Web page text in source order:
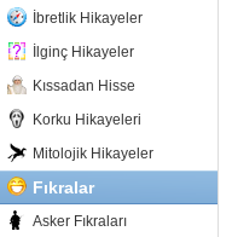
İbretlik Hikayeler
İlginç Hikayeler
Kıssadan Hisse
Korku Hikayeleri
Mitolojik Hikayeler
Fıkralar
Asker Fıkraları